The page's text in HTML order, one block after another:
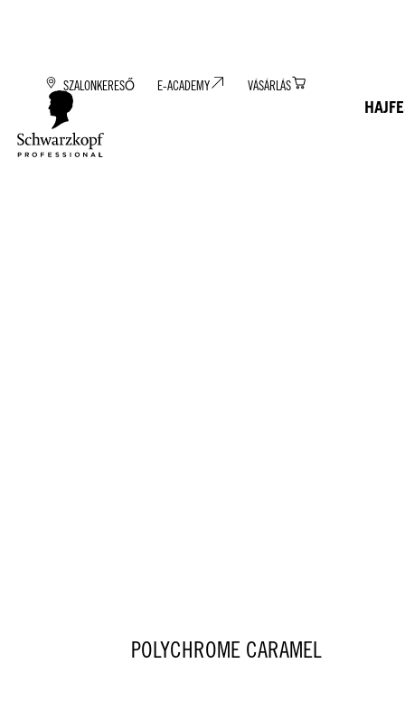
SZALONKERESŐ E-ACADEMY VÁSÁRLÁS
POLYCHROME CARAMEL